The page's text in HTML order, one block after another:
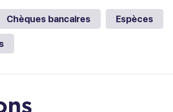
Chèques bancaires Espèces